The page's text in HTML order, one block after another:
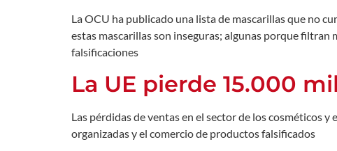
La OCU ha publicado una lista de mascarillas que no
estas mascarillas son inseguras; algunas porque
falsificaciones
La UE pierde 15.000
Las pérdidas de ventas en el sector de los cosméticos
organizadas y el comercio de productos falsificados